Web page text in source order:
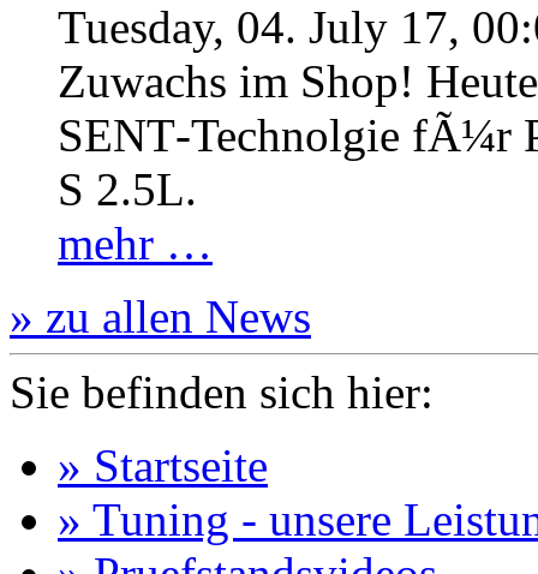
Tuesday, 04. July 17,
Zuwachs im Shop!
SENT‐Technolgie fÃ¼r
S 2.5L.
mehr …
» zu allen News
Sie befinden sich hier:
» Startseite
» Tuning - unsere